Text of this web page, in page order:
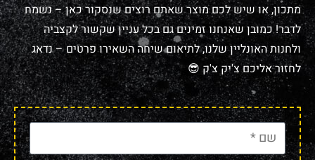
מתכון, או שיש לכם מוצר שאתם רוצים שנסקור כאן – נשמח
לדבר! כמובן שאנחנו זמינים גם בכל עניין שקשור לקצביה
ולחנות האונליין שלנו, לתיאום שיחה השאירו פרטים – נדאג
לחזור אליכם צ'יק צ'ק 😎